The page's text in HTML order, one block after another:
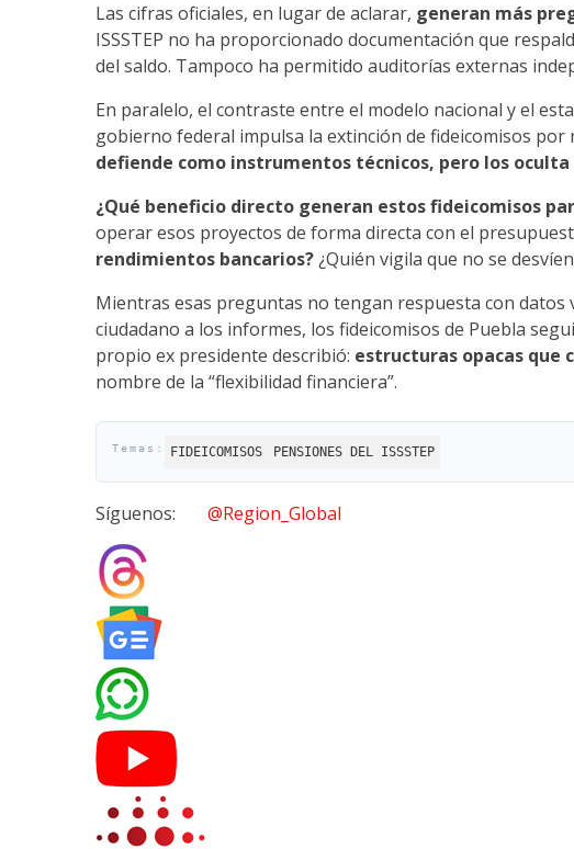
Las cifras oficiales, en lugar de aclarar, generan más
ISSSTEP no ha proporcionado documentación que
del saldo. Tampoco ha permitido auditorías externas
En paralelo, el contraste entre el modelo nacional y el
gobierno federal impulsa la extinción de fideicomisos
defiende como instrumentos técnicos, pero los oculta
¿Qué beneficio directo generan estos fideicomisos
operar esos proyectos de forma directa con el
rendimientos bancarios?¿Quién vigila que no se
Mientras esas preguntas no tengan respuesta con datos
ciudadano a los informes, los fideicomisos de Puebla
propio ex presidente describió: estructuras opacas que
nombre de la “flexibilidad financiera”.
FIDEICOMISOS PENSIONES DEL ISSSTEP
Síguenos: @Region_Global